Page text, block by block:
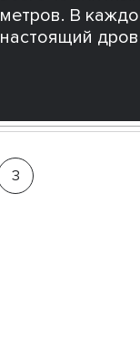
метров. В
настоящий